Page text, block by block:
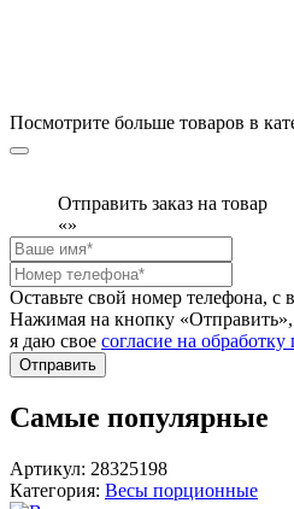
Посмотрите больше товаров в
Отправить заказ на товар
«»
Оставьте свой номер телефона,
Нажимая на кнопку «Отправить»,
я даю свое согласие на
Отправить
Самые популярные
Артикул: 28325198
Категория: Весы порционные